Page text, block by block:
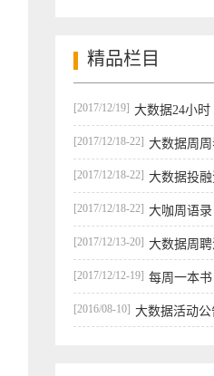
精品栏目
[2017/12/19] 大数据24小时
[2017/12/18-22] 大数据周
[2017/12/18-22] 大数据投融
[2017/12/18-22] 大咖周语录
[2017/12/13-20] 大数据周聘
[2017/12/12-19] 每周一本书
[2016/08-10] 大数据活动公